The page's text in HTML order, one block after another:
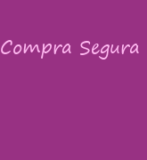
Compra Segura